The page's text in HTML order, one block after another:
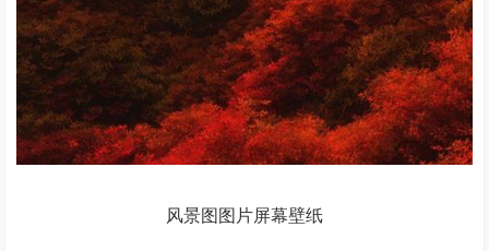
风景图图片屏幕壁纸